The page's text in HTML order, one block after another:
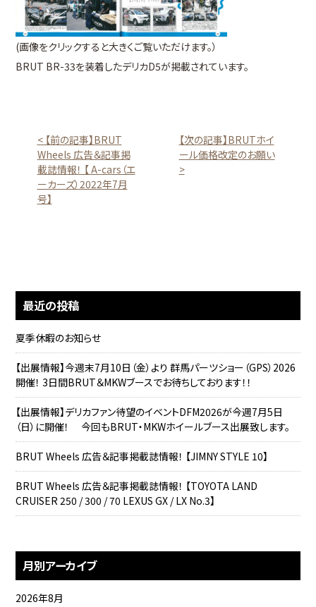
(画像をクリックすると大きくご覧いただけます。）
BRUT BR-33を装着したデリカD5が掲載されています。
< 【前の記事】BRUT
Wheels 広告＆記事掲
載誌情報！ 【 A-cars（エ
ーカーズ）2022年7月
号】
【次の記事】BRUTホイ
ール価格改定のお願い
>
最近の投稿
夏季休暇のお知らせ
【出展情報】今週末7月10日（金）より 群馬パーツショー（GPS）2026
開催！ 3日間BRUT＆MKWブースでお待ちしております！！
【出展情報】デリカファン待望のイベントDFM2026が今週7月5日
（日）に開催！ 今回もBRUT・MKWホイールブース出展致します。
BRUT Wheels 広告＆記事掲載誌情報！ 【JIMNY STYLE 10】
BRUT Wheels 広告＆記事掲載誌情報！ 【TOYOTA LAND
CRUISER 250 / 300 / 70 LEXUS GX / LX No.3】
月別アーカイブ
2026年8月